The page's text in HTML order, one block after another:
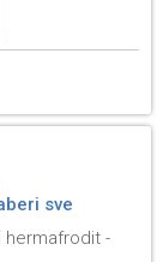
sve
hermafrodit -